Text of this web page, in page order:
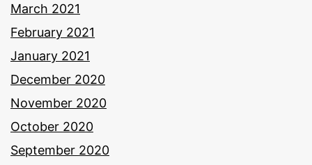
March 2021
February 2021
January 2021
December 2020
November 2020
October 2020
September 2020